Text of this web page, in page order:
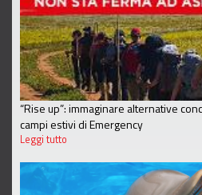
“Rise up”: immaginare alternative
campi estivi di Emergency
Leggi tutto